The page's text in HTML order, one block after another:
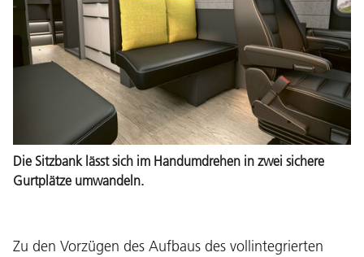
Die Sitzbank lässt sich im Handumdrehen in zwei sichere
Gurtplätze umwandeln.
Zu den Vorzügen des Aufbaus des vollintegrierten